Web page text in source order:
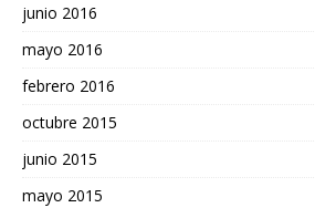
junio 2016
mayo 2016
febrero 2016
octubre 2015
junio 2015
mayo 2015